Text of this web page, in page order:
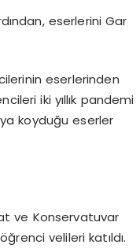
eserlerini Gar
eserlerinden
iki yıllık pandemi
koyduğu eserler
ve Konservatuvar
velileri katıldı.